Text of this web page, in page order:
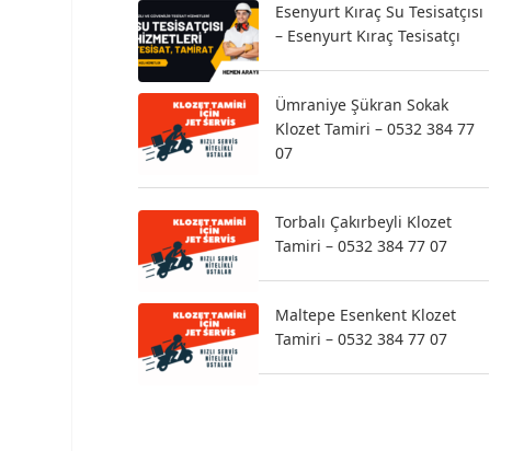
Esenyurt Kıraç Su Tesisatçısı
– Esenyurt Kıraç Tesisatçı
Ümraniye Şükran Sokak
Klozet Tamiri – 0532 384 77
07
Torbalı Çakırbeyli Klozet
Tamiri – 0532 384 77 07
Maltepe Esenkent Klozet
Tamiri – 0532 384 77 07